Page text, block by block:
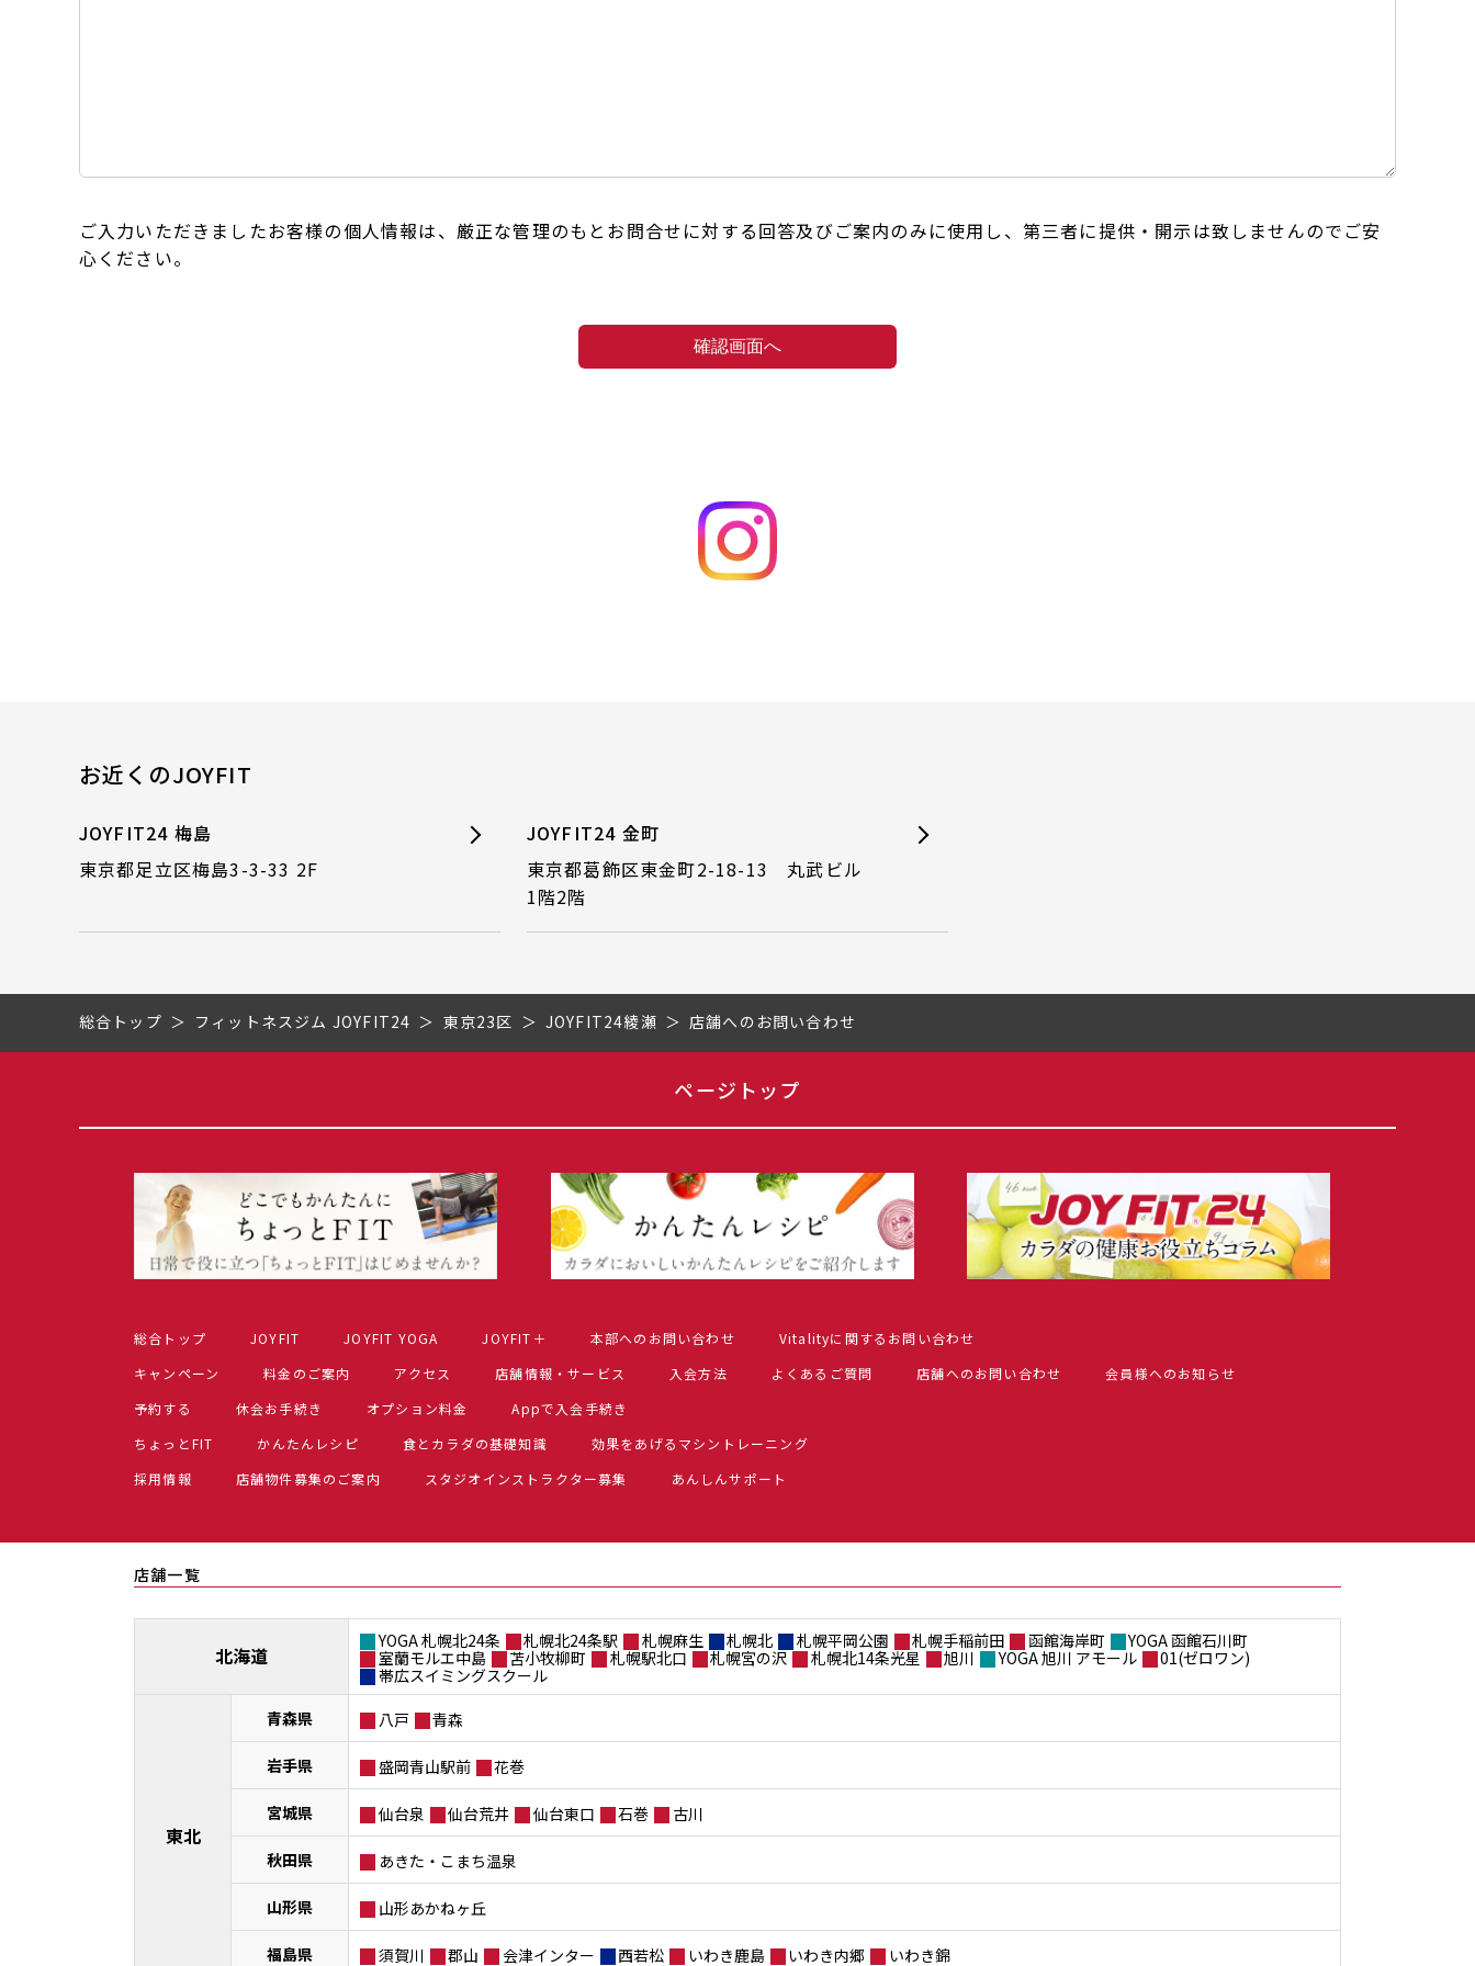
ご入力いただきましたお客様の個人情報は、厳正な管理のもとお問合せに対する回答及びご案内のみに使用し、第三者に提供・開示は致しませんのでご安
心ください。
お近くのJOYFIT
JOYFIT24 梅島
東京都足立区梅島3-3-33 2F
JOYFIT24 金町
東京都葛飾区東金町2-18-13 丸武ビル
1階2階
総合トップ フィットネスジム JOYFIT24 東京23区 JOYFIT24綾瀬 店舗へのお問い合わせ
ページトップ
総合トップ JOYFIT JOYFIT YOGA JOYFIT＋ 本部へのお問い合わせ
Vitalityに関するお問い合わせ
キャンペーン
料金のご案内 アクセス 店舗情報・サービス 入会方法 よくあるご質問 店舗へのお問い合わせ
会員様へのお知らせ
予約する
休会お手続き オプション料金
Appで入会手続き
ちょっとFIT
かんたんレシピ 食とカラダの基礎知識
効果をあげるマシントレーニング
採用情報
店舗物件募集のご案内 スタジオインストラクター募集 あんしんサポート
店舗一覧
北海道
YOGA 札幌北24条 札幌北24条駅 札幌麻生 札幌北 札幌平岡公園 札幌手稲前田 函館海岸町
YOGA 函館石川町
室蘭モルエ中島
苫小牧柳町 札幌駅北口 札幌宮の沢 札幌北14条光星 旭川 YOGA 旭川 アモール
01(ゼロワン)
帯広スイミングスクール
東北
青森県 八戸 青森
岩手県 盛岡青山駅前 花巻
宮城県 仙台泉 仙台荒井 仙台東口 石巻 古川
秋田県 あきた・こまち温泉
山形県 山形あかねヶ丘
福島県 須賀川 郡山 会津インター 西若松 いわき鹿島 いわき内郷 いわき錦